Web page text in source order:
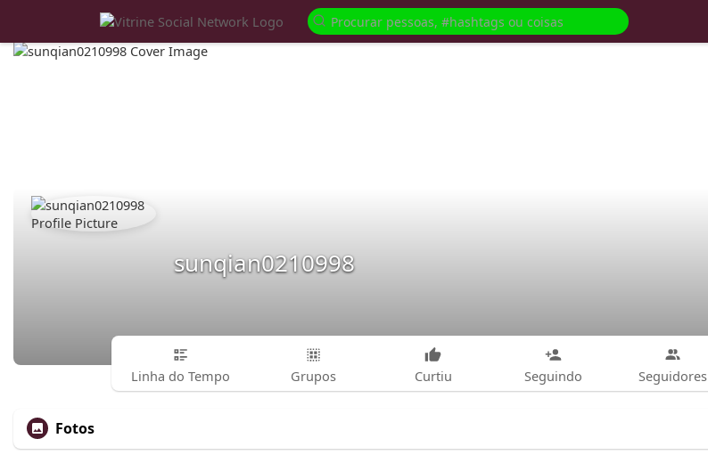
sunqian0210998
Linha do Tempo Grupos Curtiu Seguindo Seguidores
Fotos